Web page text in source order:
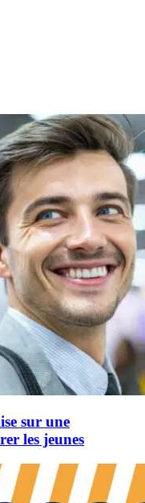
sur une
les jeunes